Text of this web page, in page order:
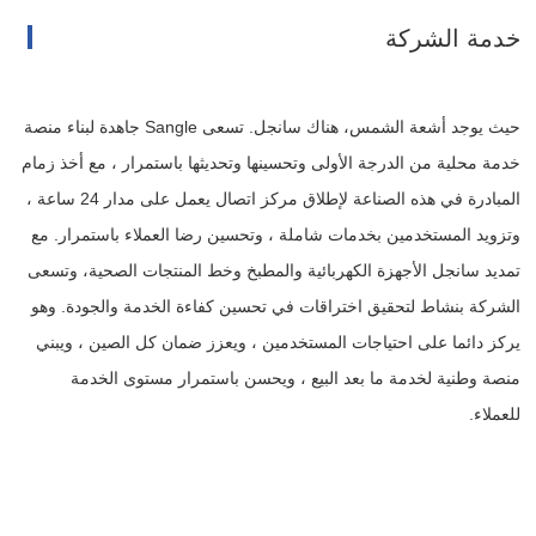
خدمة الشركة
حيث يوجد أشعة الشمس، هناك سانجل. تسعى Sangle جاهدة لبناء منصة
خدمة محلية من الدرجة الأولى وتحسينها وتحديثها باستمرار ، مع أخذ زمام
المبادرة في هذه الصناعة لإطلاق مركز اتصال يعمل على مدار 24 ساعة ،
وتزويد المستخدمين بخدمات شاملة ، وتحسين رضا العملاء باستمرار. مع
تمديد سانجل الأجهزة الكهربائية والمطبخ وخط المنتجات الصحية، وتسعى
الشركة بنشاط لتحقيق اختراقات في تحسين كفاءة الخدمة والجودة. وهو
يركز دائما على احتياجات المستخدمين ، ويعزز ضمان كل الصين ، ويبني
منصة وطنية لخدمة ما بعد البيع ، ويحسن باستمرار مستوى الخدمة
للعملاء.